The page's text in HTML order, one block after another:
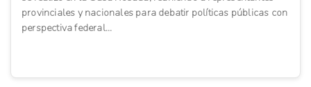
provinciales y nacionales para debatir políticas públicas con
perspectiva federal...